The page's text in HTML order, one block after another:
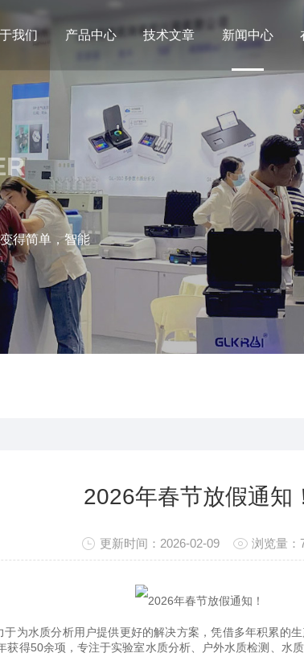
我们 产品中心 技术文章 新闻中心
得简单，智能
2026年春节放假通知
更新时间：2026-02-09 浏览量：
于为水质分析用户提供更好的解决方案，凭借多年积累的
获得50余项，专注于实验室水质分析、户外水质检测、水